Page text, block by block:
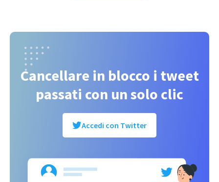
Cancellare in blocco i tweet
passati con un solo clic
Accedi con Twitter